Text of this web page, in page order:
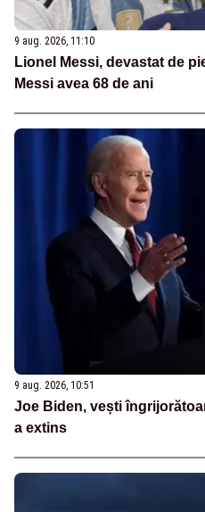
9 aug. 2026, 11:10
Lionel Messi, devastat de
Messi avea 68 de ani
9 aug. 2026, 10:51
Joe Biden, vești
a extins